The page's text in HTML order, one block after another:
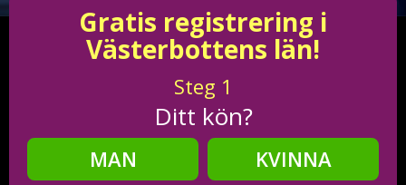
Gratis registrering i
Västerbottens län!
Steg 1
Ditt kön?
MAN
KVINNA